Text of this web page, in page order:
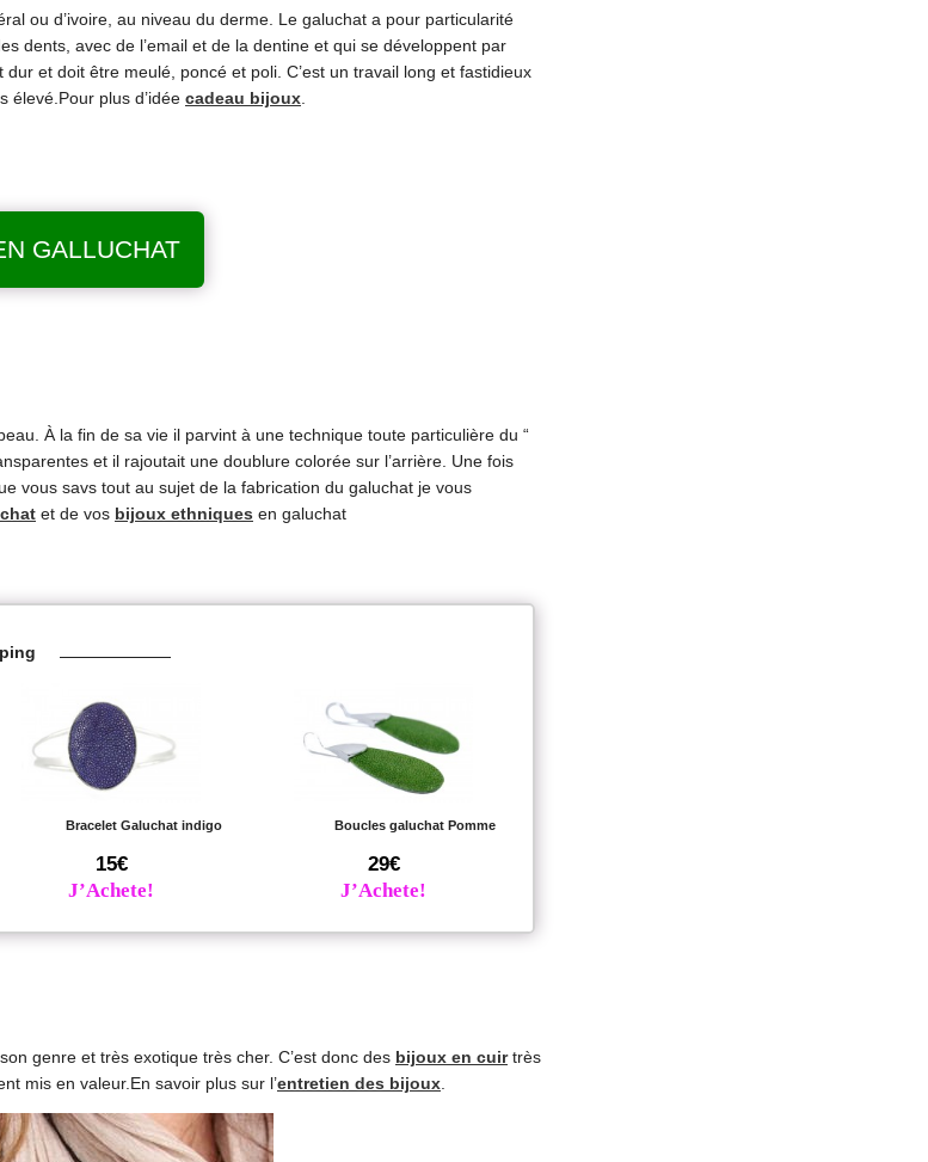
ou d’ivoire, au niveau du derme. Le galuchat a pour particularité
dents, avec de l’email et de la dentine et qui se développent par
et doit être meulé, poncé et poli. C’est un travail long et fastidieux
élevé.Pour plus d’idée cadeau bijoux
GALLUCHAT
À la fin de sa vie il parvint à une technique toute particulière du “
et il rajoutait une doublure colorée sur l’arrière. Une fois
vous savs tout au sujet de la fabrication du galuchat je vous
et de vos bijoux ethniques en galuchat
Bracelet Galuchat indigo
15€
J’Achete!
Boucles galuchat Pomme
29€
J’Achete!
genre et très exotique très cher. C’est donc des bijoux en cuirtrès
mis en valeur.En savoir plus sur l’entretien des bijoux